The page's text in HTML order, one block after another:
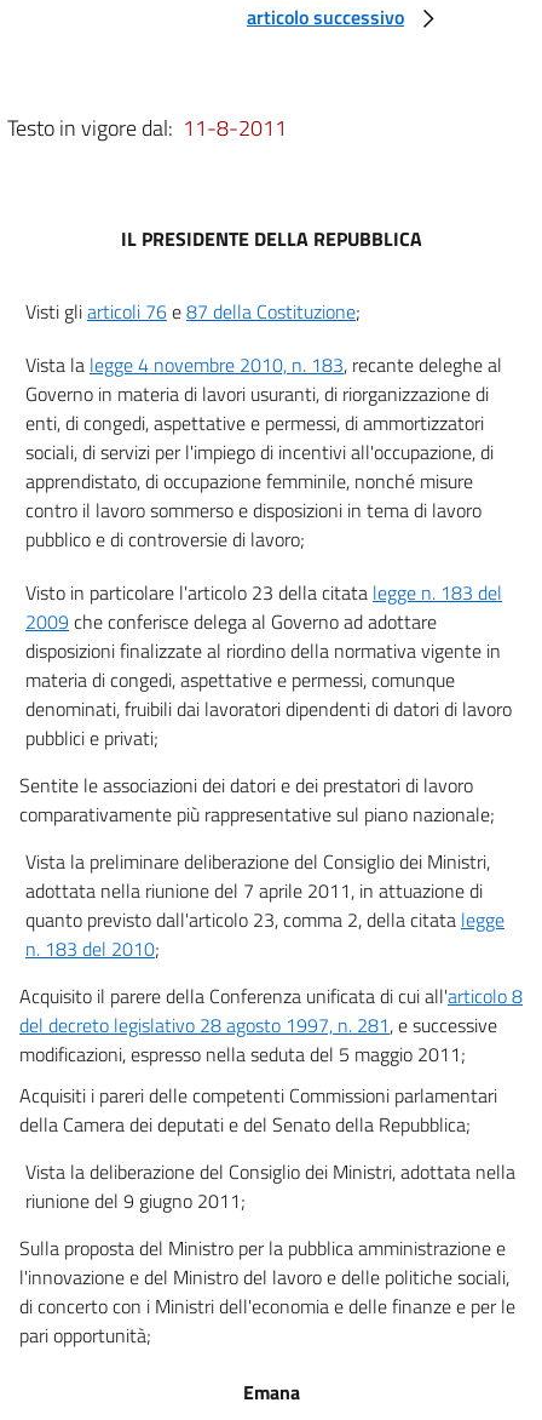
articolo successivo
Testo in vigore dal: 11-8-2011
IL PRESIDENTE DELLA REPUBBLICA
Visti gliarticoli 76e87 della Costituzione;
Vista la legge 4 novembre 2010, n. 183, recante deleghe al
Governo in materia di lavori usuranti, di riorganizzazione di
enti, di congedi, aspettative e permessi, di ammortizzatori
sociali, di servizi per l'impiego di incentivi all'occupazione, di
apprendistato, di occupazione femminile, nonché misure
contro il lavoro sommerso e disposizioni in tema di lavoro
pubblico e di controversie di lavoro;
Visto in particolare l'articolo 23 della citata legge n. 183 del
2009 che conferisce delega al Governo ad adottare
disposizioni finalizzate al riordino della normativa vigente in
materia di congedi, aspettative e permessi, comunque
denominati, fruibili dai lavoratori dipendenti di datori di lavoro
pubblici e privati;
Sentite le associazioni dei datori e dei prestatori di lavoro
comparativamente più rappresentative sul piano nazionale;
Vista la preliminare deliberazione del Consiglio dei Ministri,
adottata nella riunione del 7 aprile 2011, in attuazione di
quanto previsto dall'articolo 23, comma 2, della citata legge
n. 183 del 2010;
Acquisito il parere della Conferenza unificata di cui all'articolo 8
del decreto legislativo 28 agosto 1997, n. 281, e successive
modificazioni, espresso nella seduta del 5 maggio 2011;
Acquisiti i pareri delle competenti Commissioni parlamentari
della Camera dei deputati e del Senato della Repubblica;
Vista la deliberazione del Consiglio dei Ministri, adottata nella
riunione del 9 giugno 2011;
Sulla proposta del Ministro per la pubblica amministrazione e
l'innovazione e del Ministro del lavoro e delle politiche sociali,
di concerto con i Ministri dell'economia e delle finanze e per le
pari opportunità;
Emana